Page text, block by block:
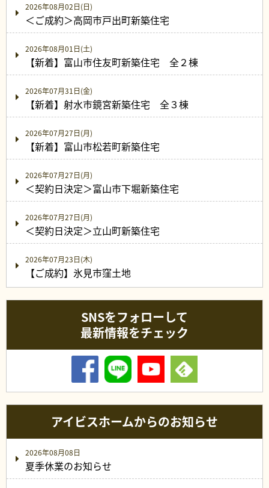
2026年08月02日(日)
＜ご成約＞高岡市戸出町新築住宅
2026年08月01日(土)
【新着】富山市住友町新築住宅 全２棟
2026年07月31日(金)
【新着】射水市鏡宮新築住宅 全３棟
2026年07月27日(月)
【新着】富山市松若町新築住宅
2026年07月27日(月)
＜契約日決定＞富山市下堀新築住宅
2026年07月27日(月)
＜契約日決定＞立山町新築住宅
2026年07月23日(木)
【ご成約】氷見市窪土地
SNSをフォローして
最新情報をチェック
アイビスホームからのお知らせ
2026年08月08日
夏季休業のお知らせ